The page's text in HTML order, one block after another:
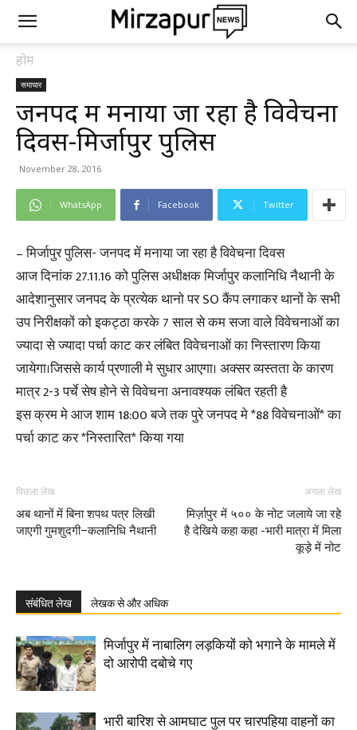
होम
समाचार
जनपद में मनाया जा रहा है विवेचना
दिवस-मिर्जापुर पुलिस
November 28, 2016
WhatsApp Facebook Twitter
– मिर्जापुर पुलिस- जनपद में मनाया जा रहा है विवेचना दिवस
आज दिनांक 27.11.16 को पुलिस अधीक्षक मिर्जापुर कलानिधि नैथानी के
आदेशानुसार जनपद के प्रत्येक थानो पर SO कैंप लगाकर थानों के सभी
उप निरीक्षकों को इकट्ठा करके 7 साल से कम सजा वाले विवेचनाओं का
ज्यादा से ज्यादा पर्चा काट कर लंबित विवेचनाओं का निस्तारण किया
जायेगा।जिससे कार्य प्रणाली मे सुधार आएगा। अक्सर व्यस्तता के कारण
मात्र 2-3 पर्चे सेष होने से विवेचना अनावश्यक लंबित रहती है
इस क्रम मे आज शाम 18:00 बजे तक पुरे जनपद मे *88 विवेचनाओं* का
पर्चा काट कर *निस्तारित* किया गया
पिछला लेख
अब थानों में बिना शपथ पत्र लिखी
जाएगी गुमशुदगी–कलानिधि नैथानी
अगला लेख
मिर्ज़ापुर में ५०० के नोट जलाये जा रहे
है देखिये कहा कहा -भारी मात्रा में मिला
कूड़े में नोट
संबंधित लेख लेखक से और अधिक
मिर्जापुर में नाबालिग लड़कियों को भगाने के मामले में
दो आरोपी दबोचे गए
भारी बारिश से आमघाट पुल पर चारपहिया वाहनों का